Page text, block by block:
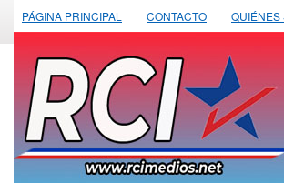
PÁGINA PRINCIPAL CONTACTO QUIÉNES